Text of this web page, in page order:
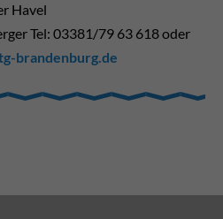
Havel
Tel: 03381/79 63 618 oder
brandenburg.de